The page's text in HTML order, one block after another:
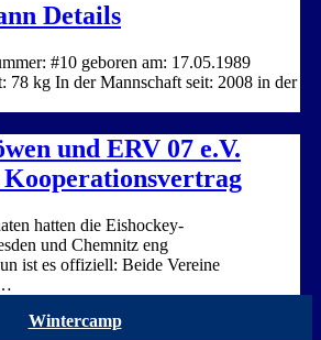
Details
#10 geboren am: 17.05.1989
78 kg In der Mannschaft seit: 2008 in der
und ERV 07 e.V.
hatten die Eishockey-
und Chemnitz eng
ist es offiziell: Beide Vereine
Wintercamp